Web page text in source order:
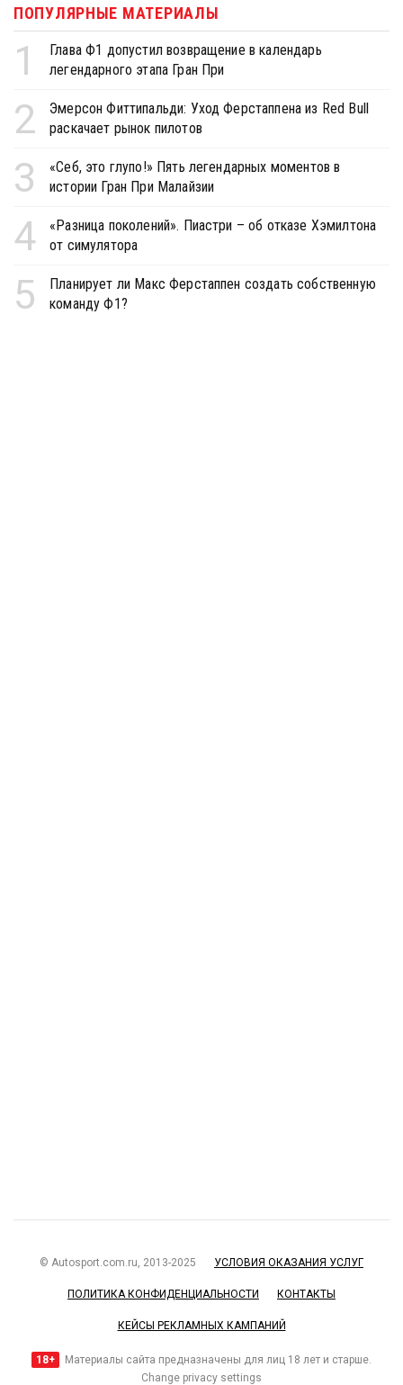
ПОПУЛЯРНЫЕ МАТЕРИАЛЫ
1
Глава Ф1 допустил возвращение в календарь
легендарного этапа Гран При
2
Эмерсон Фиттипальди: Уход Ферстаппена из Red Bull
раскачает рынок пилотов
3
«Себ, это глупо!» Пять легендарных моментов в
истории Гран При Малайзии
4
«Разница поколений». Пиастри – об отказе Хэмилтона
от симулятора
5
Планирует ли Макс Ферстаппен создать собственную
команду Ф1?
© Autosport.com.ru, 2013-2025 УСЛОВИЯ ОКАЗАНИЯ УСЛУГ
ПОЛИТИКА КОНФИДЕНЦИАЛЬНОСТИ КОНТАКТЫ
КЕЙСЫ РЕКЛАМНЫХ КАМПАНИЙ
18+
Материалы сайта предназначены для лиц 18 лет и старше.
Change privacy settings